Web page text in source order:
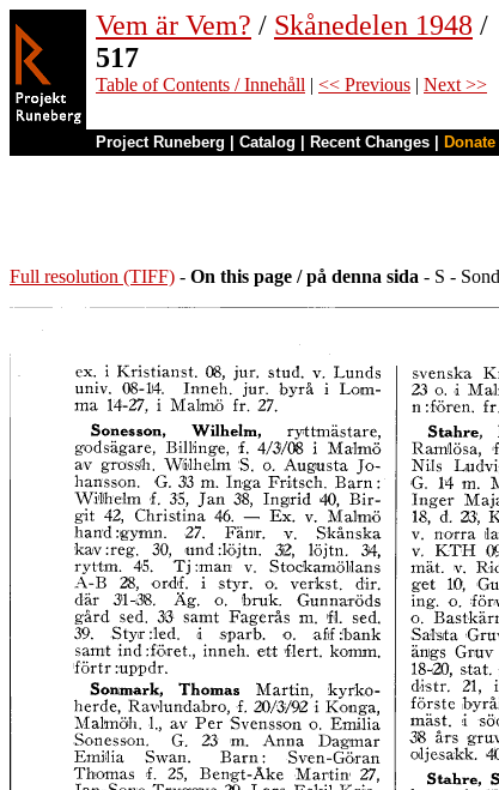
Vem är Vem? / Skånedelen 1948 /
517
Table of Contents / Innehåll | << Previous | Next >>
Project Runeberg Catalog Recent Changes Donate
Full resolution (TIFF) - On this page / på denna sida - S -